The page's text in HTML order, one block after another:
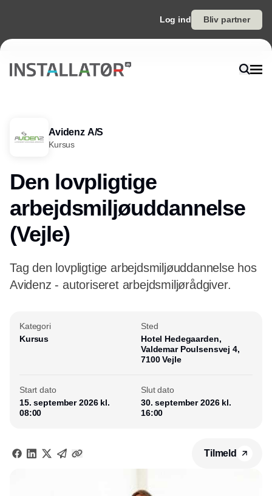
Log ind Bliv partner
Avidenz A/S
Kursus
Den lovpligtige
arbejdsmiljøuddannelse
(Vejle)
Tag den lovpligtige arbejdsmiljøuddannelse hos
Avidenz - autoriseret arbejdsmiljørådgiver.
Kategori
Kursus
Sted
Hotel Hedegaarden,
Valdemar Poulsensvej 4,
7100 Vejle
Start dato
15. september 2026 kl.
08:00
Slut dato
30. september 2026 kl.
16:00
Tilmeld